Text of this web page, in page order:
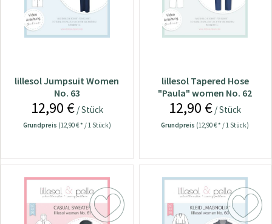
lillesol Jumpsuit Women
No. 63
12,90 €/ Stück
Grundpreis (12,90 € * / 1 Stück)
lillesol Tapered Hose
"Paula" women No. 62
12,90 € / Stück
Grundpreis (12,90 € * / 1 Stück)